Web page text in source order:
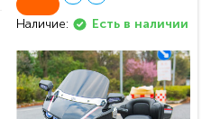
Наличие: Есть в наличии